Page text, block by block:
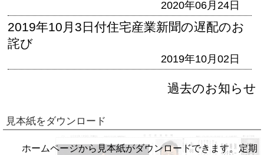
2020年06月24日
2019年10月3日付住宅産業新聞の遅配のお
詫び
2019年10月02日
過去のお知らせ
見本紙をダウンロード
ホームページから見本紙がダウンロードできます。定期